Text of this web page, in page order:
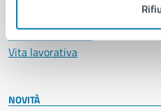
Salute, benessere e assistenza
Servizi Cimiteriali
Vita lavorativa
NOVITÀ